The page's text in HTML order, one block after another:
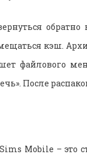
кэш.
файлового
После
Mobile – это